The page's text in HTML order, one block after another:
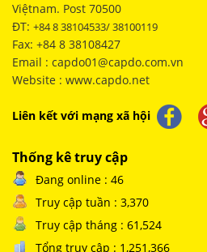
Việtnam. Post 70500
ĐT: +84 8 38104533/ 38100119
Fax: +84 8 38108427
Email : capdo01@capdo.com.vn
Website : www.capdo.net
Liên kết với mạng xã hội
Thống kê truy cập
Đang online : 46
Truy cập tuần : 3,370
Truy cập tháng : 61,524
Tổng truy cập : 1,251,366